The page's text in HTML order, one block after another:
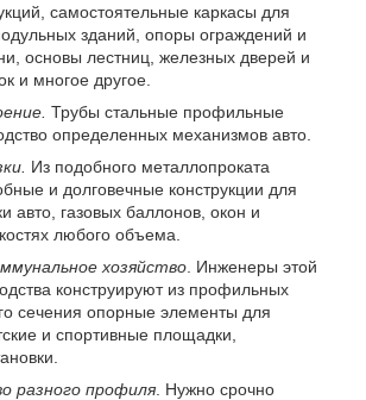
самостоятельные каркасы для
зданий, опоры ограждений и
основы лестниц, железных дверей и
и многое другое.
Трубы стальные профильные
определенных механизмов авто.
Из подобного металлопроката
и долговечные конструкции для
авто, газовых баллонов, окон и
любого объема.
хозяйство . Инженеры этой
конструируют из профильных
сечения опорные элементы для
и спортивные площадки,
разного профиля . Нужно срочно